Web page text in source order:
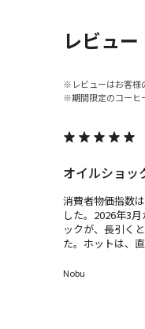
レビュー
レビューはお客
期間限定のコーヒ
オイルショッ
消費者物価指数
した。2026年3
ックが、長引く
た。ホットは、
Nobu